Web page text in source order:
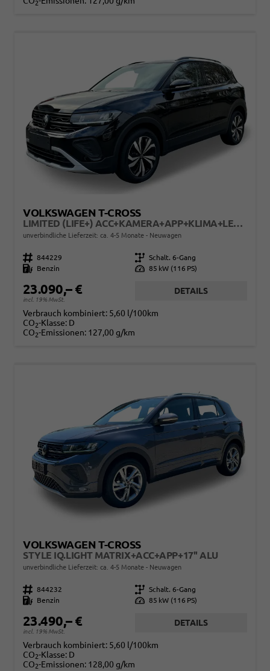
2
VOLKSWAGEN T-CROSS
LIMITED (LIFE+) ACC+KAMERA+APP+KLIMA+LED+17'' ALU
unverbindliche Lieferzeit: ca. 4-5 Monate Neuwagen
Fahrzeugnr. 844229 Getriebe Schalt. 6-Gang
Kraftstoff
Benzin Leistung 85 kW (116 PS)
23.090,– €
incl. 19% MwSt.
DETAILS
Verbrauch kombiniert: 5,60 l/100km
CO2-Klasse: D
CO2-Emissionen: 127,00 g/km
VOLKSWAGEN T-CROSS
STYLE IQ.LIGHT MATRIX+ACC+APP+17'' ALU
unverbindliche Lieferzeit: ca. 4-5 Monate Neuwagen
Fahrzeugnr. 844232 Getriebe Schalt. 6-Gang
Kraftstoff
Benzin Leistung 85 kW (116 PS)
23.490,– €
incl. 19% MwSt.
DETAILS
Verbrauch kombiniert: 5,60 l/100km
CO2-Klasse: D
CO2-Emissionen: 128,00 g/km